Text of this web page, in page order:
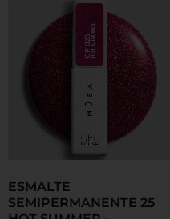
ESMALTE
SEMIPERMANENTE 25